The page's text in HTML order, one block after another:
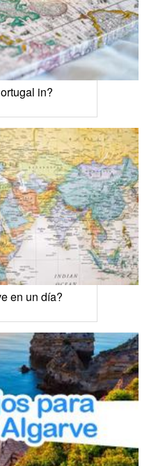
in?
en un día?